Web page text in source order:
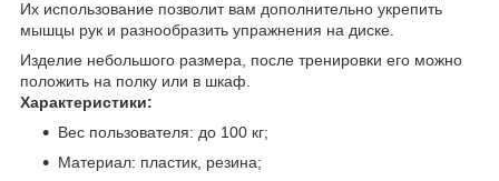
Их использование позволит вам дополнительно укрепить
мышцы рук и разнообразить упражнения на диске.
Изделие небольшого размера, после тренировки его можно
положить на полку или в шкаф.
Характеристики:
Вес пользователя: до 100 кг;
Материал: пластик, резина;